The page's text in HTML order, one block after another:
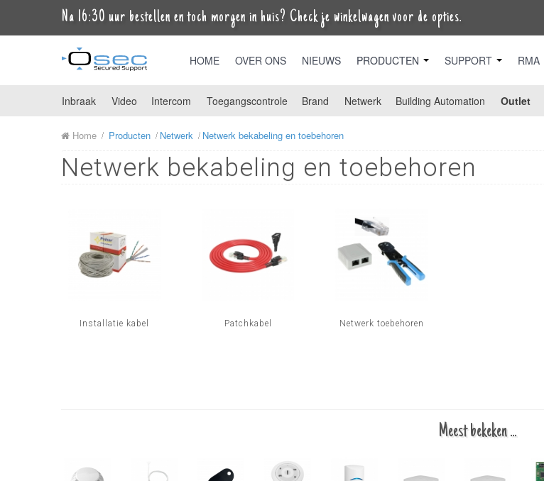
Na 16:30 uur bestellen en toch morgen in huis? Check je winkelwagen voor de opties.
HOME OVER ONS NIEUWS PRODUCTEN SUPPORT RMA
Inbraak Video Intercom Toegangscontrole Brand Netwerk Building Automation Outlet
Home Producten Netwerk Netwerk bekabeling en toebehoren
Netwerk bekabeling en toebehoren
Installatie kabel Patchkabel Netwerk toebehoren
Meest bekeken ...